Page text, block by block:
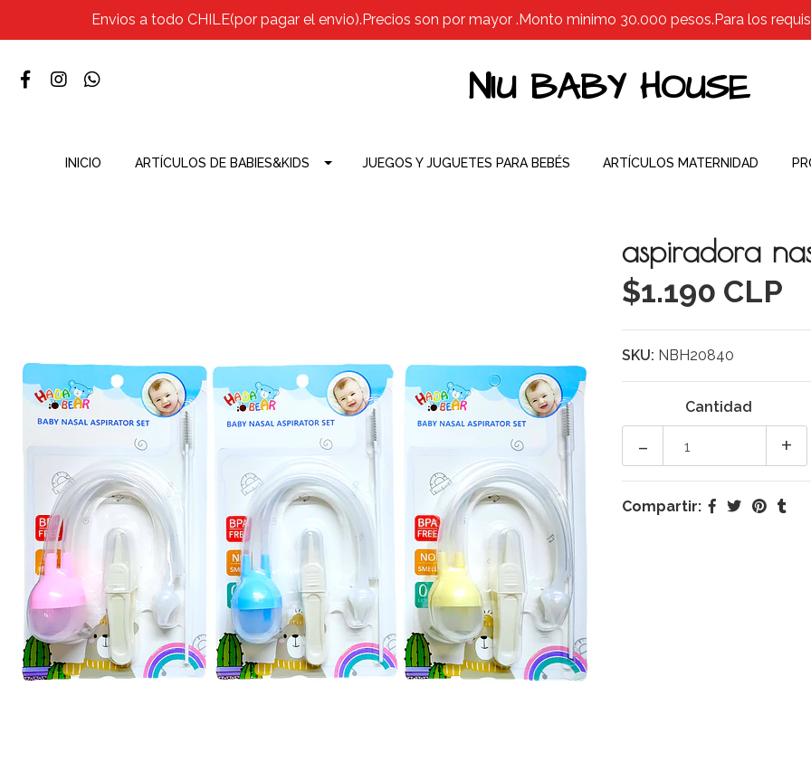
Envios a todo CHILE(por pagar el envio).Precios son por mayor .Monto minimo 30.000 pesos.Para los
NIU BABY HOUSE
INICIO ARTÍCULOS DE BABIES&KIDS JUEGOS Y JUGUETES PARA BEBÉS ARTÍCULOS MATERNIDAD
aspiradora
$1.190 CLP
SKU: NBH20840
Cantidad
+
-
Compartir: